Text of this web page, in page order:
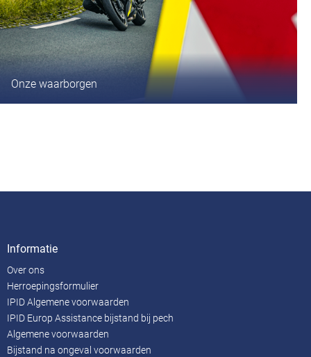
Onze waarborgen
Informatie
Over ons
Herroepingsformulier
IPID Algemene voorwaarden
IPID Europ Assistance bijstand bij pech
Algemene voorwaarden
Bijstand na ongeval voorwaarden